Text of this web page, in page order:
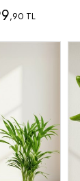
,90 TL